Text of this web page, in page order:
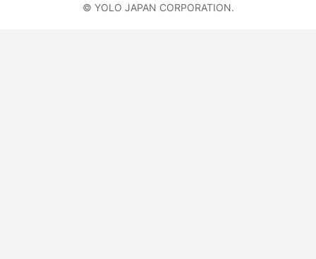
© YOLO JAPAN CORPORATION.